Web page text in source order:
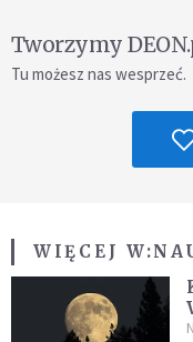
Tworzymy
Tu możesz nas wesprzeć.
WIĘCEJ W: